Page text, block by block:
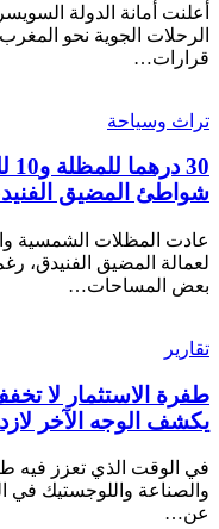
أعلنت أمانة الدولة
الرحلات الجوية نحو
قرارات…
تراث وسياحة
شواطئ المضيق
عادت المظلات الشمسية
لعمالة المضيق الفنيدق،
بعض المساحات…
تقارير
طفرة الاستثمار لا
يكشف الوجه الآخر
في الوقت الذي تعزز فيه
والصناعة واللوجستيك في
عن…